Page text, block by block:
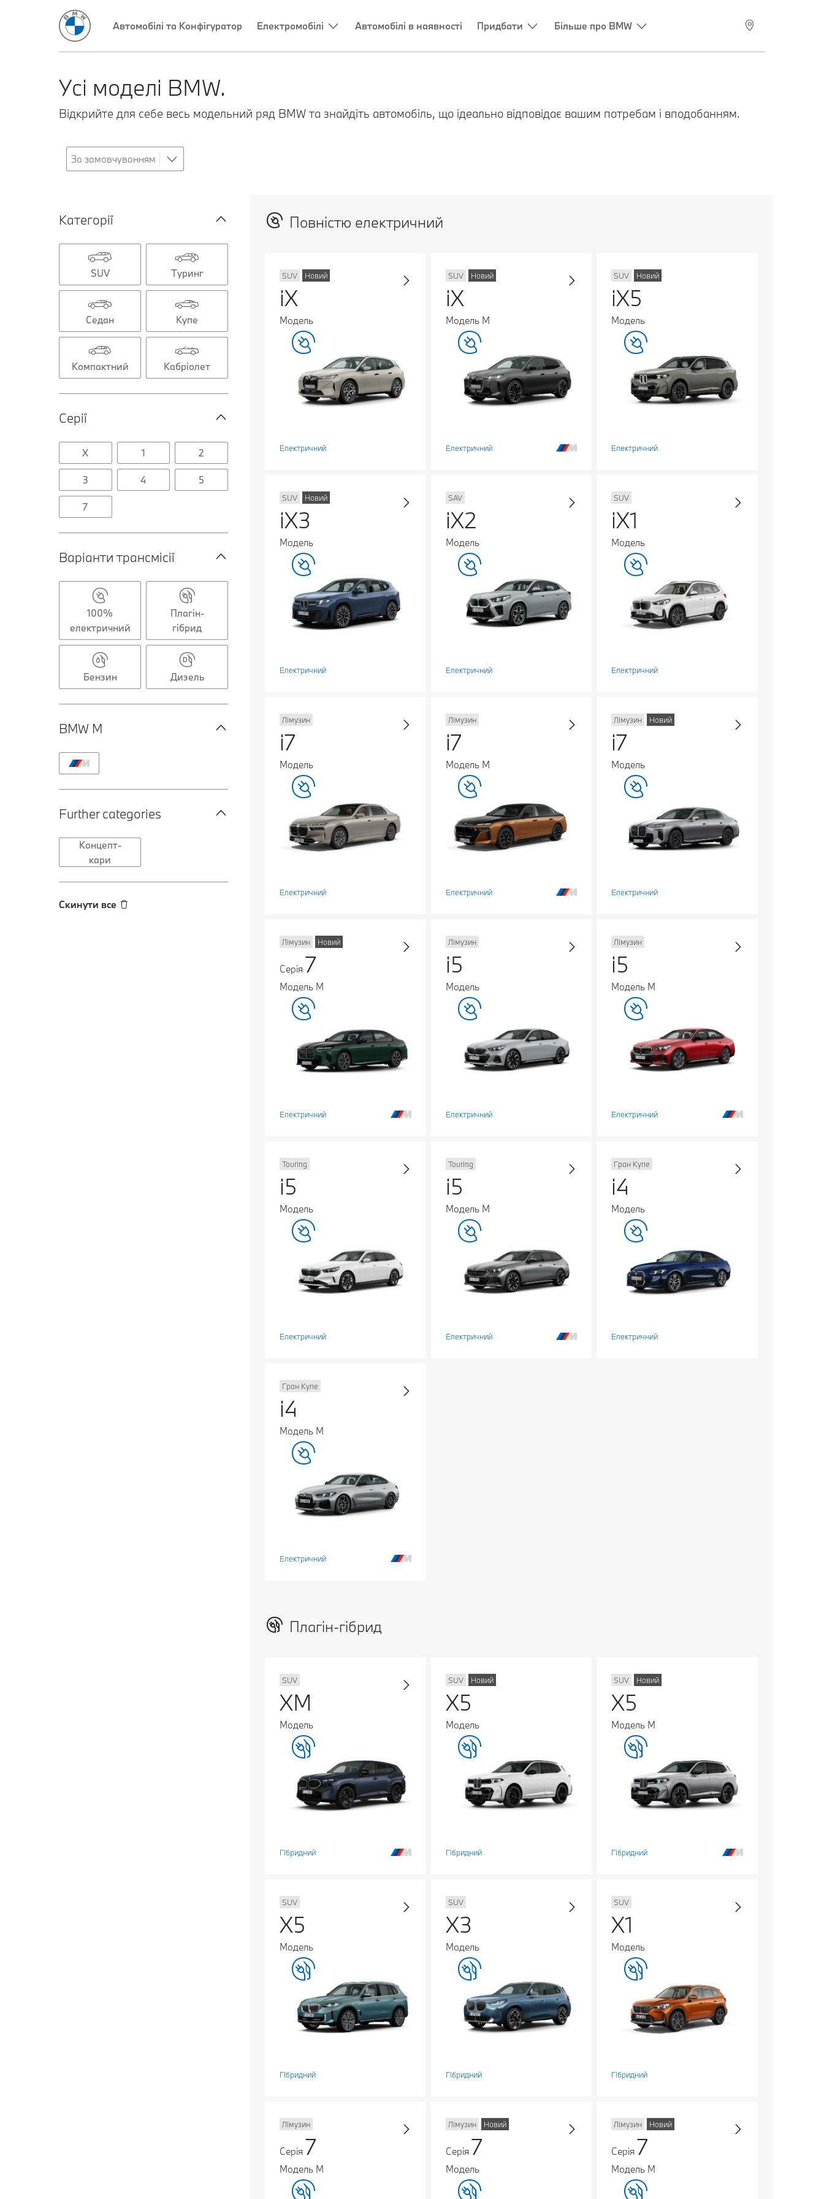
Автомобілі та Конфігуратор Електромобілі Автомобілі в наявності Придбати Більше про BMW
Усі моделі BMW.
Відкрийте для себе весь модельний ряд BMW та знайдіть автомобіль, що ідеально відповідає вашим потребам і вподобанням.
Категорії
SUV Туринг
Седан Купе
Компактний Кабріолет
Серії
X 1 2
3 4 5
7
Варіанти трансмісії
100%
електричний
Плагін-
гібрид
Бензин Дизель
BMW M
Further categories
Концепт-
кари
Скинути все
Повністю електричний
SUV Новий
iX
Модель
Електричний
SUV Новий
iX
Модель M
Електричний
SUV Новий
iX5
Модель
Електричний
SUV Новий
iX3
Модель
Електричний
SAV
iX2
Модель
Електричний
SUV
iX1
Модель
Електричний
Лімузин
i7
Модель
Електричний
Лімузин
i7
Модель M
Електричний
Лімузин Новий
i7
Модель
Електричний
Лімузин Новий
Серія 7
Модель M
Електричний
Лімузин
i5
Модель
Електричний
Лімузин
i5
Модель M
Електричний
Touring
i5
Модель
Електричний
Touring
i5
Модель M
Електричний
Гран Купе
i4
Модель
Електричний
Гран Купе
i4
Модель M
Електричний
Плагін-гібрид
SUV
XM
Модель
Гібридний
SUV Новий
X5
Модель
Гібридний
SUV Новий
X5
Модель M
Гібридний
SUV
X5
Модель
Гібридний
SUV
X3
Модель
Гібридний
SUV
X1
Модель
Гібридний
Лімузин
Серія 7
Модель M
Лімузин Новий
Серія 7
Модель
Лімузин Новий
Серія 7
Модель M